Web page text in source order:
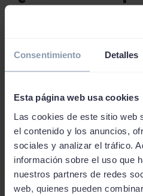
Consentimiento Detalles
Esta página web usa cookies
Las cookies de este sitio web
el contenido y los anuncios,
sociales y analizar el tráfico.
información sobre el uso que
nuestros partners de redes
web, quienes pueden
mejor pagar
aconsejamos que no destines
ingresos netos al pago de la
préstamo.